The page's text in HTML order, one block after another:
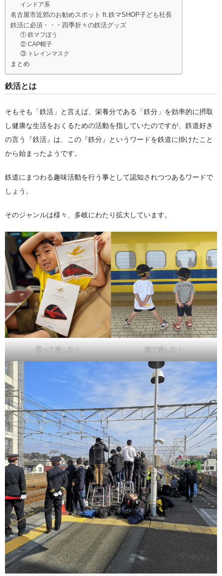
春夏物
秋冬物
HOME FURNITURE
ケーキ
blog
お問合せ
個人情報保護方針
インドア系
名古屋市近郊のお勧めスポット ft.鉄マSHOP子ども社長
鉄活に必須・・・四季折々の鉄活グッズ
① 鉄マフぼう
② CAP帽子
③ トレインマスク
まとめ
鉄活とは
そもそも「鉄活」と言えば、栄養分である「鉄分」を効率的に摂取
し健康な生活をおくるための活動を指していたのですが、鉄道好き
の言う『鉄活』は、この『鉄分』というワードを鉄道に掛けたこと
から始まったようです。
鉄道にまつわる趣味活動を行う事として認知されつつあるワードで
しょう。
そのジャンルは様々、多岐にわたり拡大しています。
乗って楽しむ！ 観て楽しむ！